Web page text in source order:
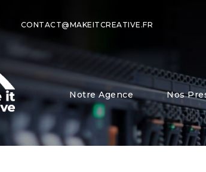
CONTACT@MAKEITCREATIVE.FR
Notre Agence Nos